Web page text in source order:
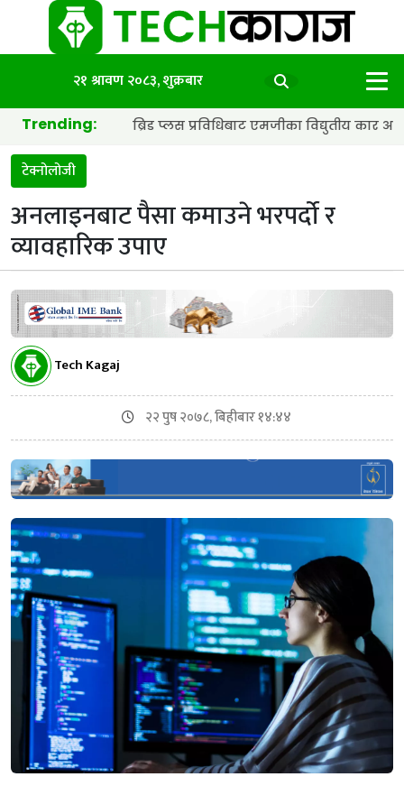
२१ श्रावण २०८३, शुक्रबार
Trending:
र हाइब्रिड प्लस प्रविधिबाट एमजीका विद्युतीय कार अझ छिटा र
टेक्नोलोजी
अनलाइनबाट पैसा कमाउने भरपर्दो र
व्यावहारिक उपाए
Tech Kagaj
२२ पुष २०७८, बिहीबार १४:४४